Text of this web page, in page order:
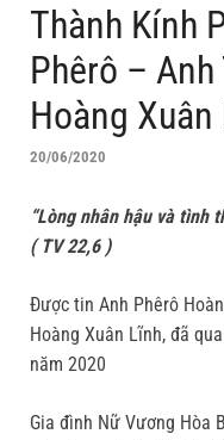
Thành Kính
Phêrô – Anh
Hoàng Xuân
20/06/2020
“Lòng nhân hậu và tình
( TV 22,6 )
Được tin Anh Phêrô
Hoàng Xuân Lĩnh, đã
năm 2020
Gia đình Nữ Vương Hòa